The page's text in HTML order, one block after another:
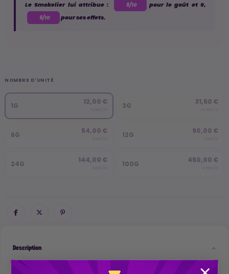
Le Smokelier lui attribue : 9/10 pour le goût et 9,
5/10 pour ses effets.
NOMBRE D'UNITÉ
1G 12,00 € 3G 31,50 €
6G 54,00 € 12G 90,00 €
24G 144,00 € 100G 450,00 €
Description